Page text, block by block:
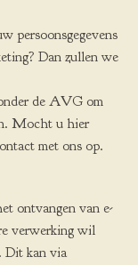
persoonsgegevens
Dan zullen we
de AVG om
Mocht u hier
met ons op.
ontvangen van e-
verwerking wil
Dit kan via